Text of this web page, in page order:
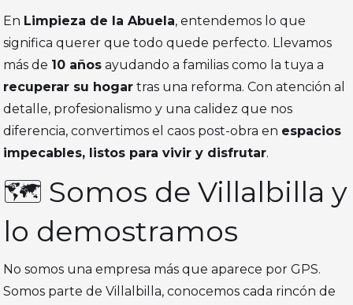
En Limpieza de la Abuela, entendemos lo que
significa querer que todo quede perfecto. Llevamos
más de 10 años ayudando a familias como la tuya a
recuperar su hogar tras una reforma. Con atención al
detalle, profesionalismo y una calidez que nos
diferencia, convertimos el caos post-obra en espacios
impecables, listos para vivir y disfrutar.
🗺️ Somos de Villalbilla y
lo demostramos
No somos una empresa más que aparece por GPS.
Somos parte de Villalbilla, conocemos cada rincón de